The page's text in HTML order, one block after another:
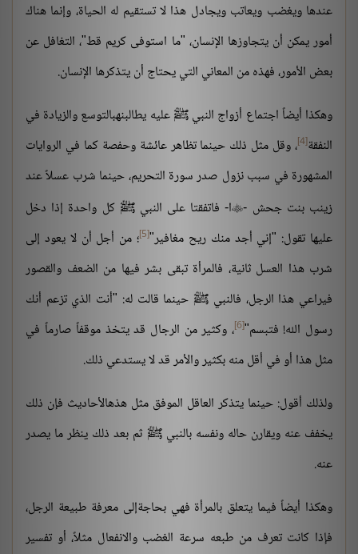
عندها ويغضب ويعاتب ويجادل هذا لا تستقيم له الحياة، وإنما هناك
أمور يمكن أن يتجاوزها الإنسان، "ما استوفى كريم قط"، التغافل عن
بعض الأمور، فهذه من المعاني التي يحتاج أن يتذكرها الإنسان.
وهكذا أيضاً اجتماع أزواج النبي ﷺ عليه يطالبنهبالتوسع والزيادة في
النفقة[4] ، وقل مثل ذلك حينما تظاهر عائشة وحفصة كما في الروايات
المشهورة في سبب نزول صدر سورة التحريم، حينما شرب عسلاً عند
زينب بنت جحش -ا- فاتفقتا على النبي ﷺ كل واحدة إذا دخل
عليها تقول: "إني أجد منك ريح مغافير"[5] ؛ من أجل أن لا يعود إلى
شرب هذا العسل ثانية، فالمرأة تبقى بشر فيها من الضعف والقصور
فيراعي هذا الرجل، فالنبي ﷺ حينما قالت له: "أنت الذي تزعم أنك
رسول الله! فتبسم"[6] ، وكثير من الرجال قد يتخذ موقفاً صارماً في
مثل هذا أو في أقل منه بكثير والأمر قد لا يستدعي ذلك.
ولذلك أقول: حينما يتذكر العاقل الموفق مثل هذهالأحاديث فإن ذلك
يخفف عنه ويقارن حاله ونفسه بالنبي ﷺ ثم بعد ذلك ينظر ما يصدر
عنه.
وهكذا أيضاً فيما يتعلق بالمرأة فهي بحاجةإلى معرفة طبيعة الرجل،
فإذا كانت تعرف من طبعه سرعة الغضب والانفعال مثلاً، أو تفسير